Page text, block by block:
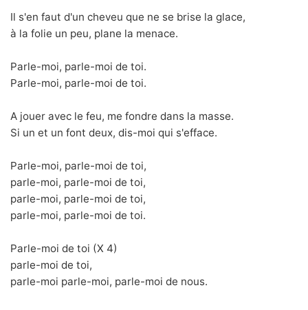
Il s'en faut d'un cheveu que ne se brise la glace,
à la folie un peu, plane la menace.
Parle-moi, parle-moi de toi.
Parle-moi, parle-moi de toi.
A jouer avec le feu, me fondre dans la masse.
Si un et un font deux, dis-moi qui s'efface.
Parle-moi, parle-moi de toi,
parle-moi, parle-moi de toi,
parle-moi, parle-moi de toi,
parle-moi, parle-moi de toi.
Parle-moi de toi (X 4)
parle-moi de toi,
parle-moi parle-moi, parle-moi de nous.